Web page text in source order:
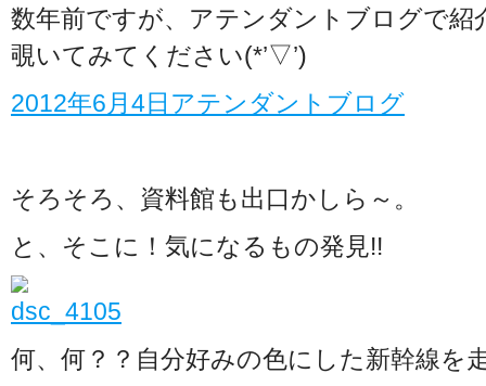
数年前ですが、アテンダントブログで
覗いてみてください(*’▽’)
2012年6月4日アテンダントブログ
そろそろ、資料館も出口かしら～。
と、そこに！気になるもの発見!!
何、何？？自分好みの色にした新幹線を